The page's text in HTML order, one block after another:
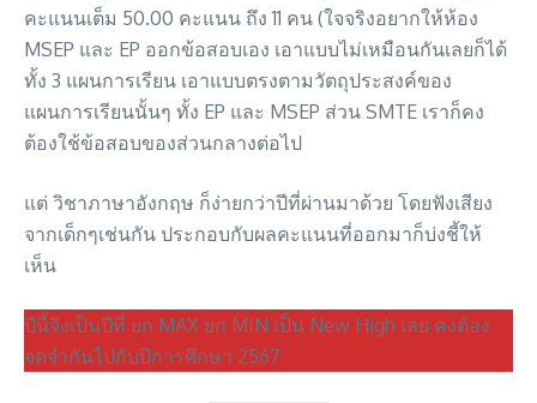
คะแนนเต็ม 50.00 คะแนน ถึง 11 คน (ใจจริงอยากให้ห้อง
MSEP และ EP ออกข้อสอบเอง เอาแบบไม่เหมือนกันเลยก็ได้
ทั้ง 3 แผนการเรียน เอาแบบตรงตามวัตถุประสงค์ของ
แผนการเรียนนั้นๆ ทั้ง EP และ MSEP ส่วน SMTE เราก็คง
ต้องใช้ข้อสอบของส่วนกลางต่อไป
แต่ วิชาภาษาอังกฤษ ก็ง่ายกว่าปีที่ผ่านมาด้วย โดยฟังเสียง
จากเด็กๆเช่นกัน ประกอบกับผลคะแนนที่ออกมาก็บ่งชี้ให้
เห็น
ปีนี้จึงเป็นปีที่ ยก MAX ยก MIN เป็น New High เลย คงต้อง
จดจำกันไปกับปีการศึกษา 2567